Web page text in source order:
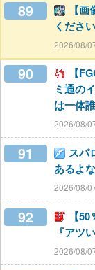
89
【
くださ
2026/08/
90
【
ミ通の
は一体
2026/08/
91
スパ
あるよな
2026/08/
92
【
『アツ
2026/08/